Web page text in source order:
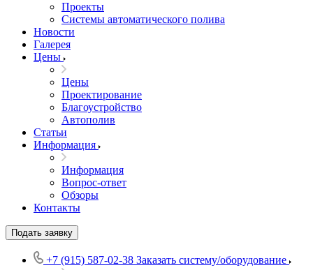
Проекты
Системы автоматического полива
Новости
Галерея
Цены
Цены
Проектирование
Благоустройство
Автополив
Статьи
Информация
Информация
Вопрос-ответ
Обзоры
Контакты
Подать заявку
+7 (915) 587-02-38 Заказать систему/оборудование